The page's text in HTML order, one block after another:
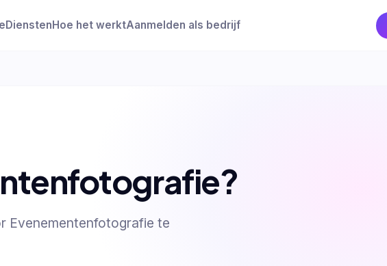
Diensten Hoe het werktAanmelden als bedrijf
Evenementenfotografie te